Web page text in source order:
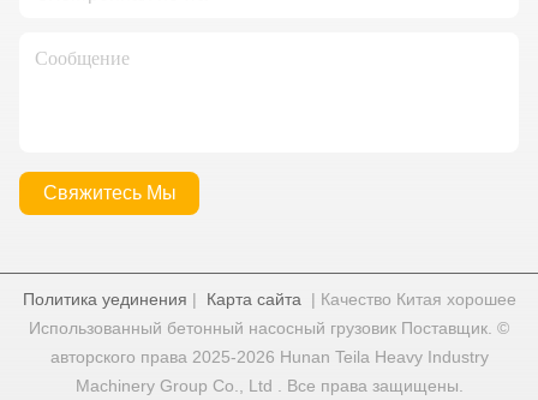
Свяжитесь Мы
Политика уединения | Карта сайта | Качество Китая хорошее
Использованный бетонный насосный грузовик Поставщик. ©
авторского права 2025-2026 Hunan Teila Heavy Industry
Machinery Group Co., Ltd . Все права защищены.